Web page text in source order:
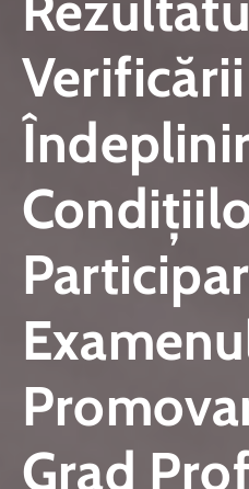
Interes
Public
Contact
Verificării
Grad